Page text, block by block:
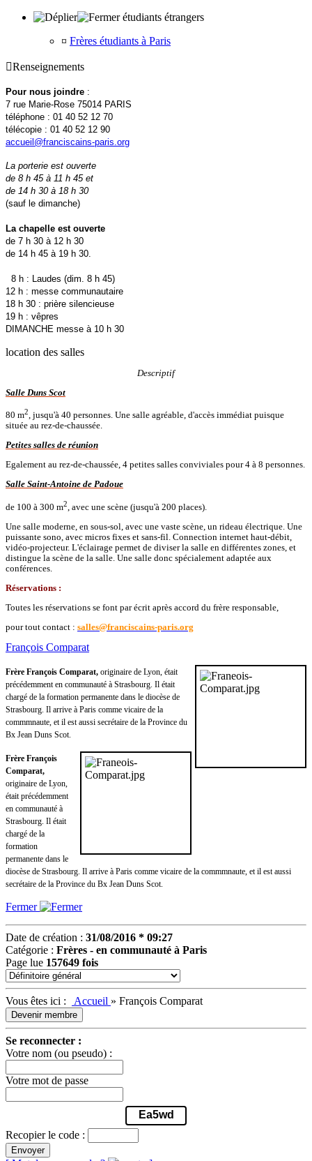
étudiants étrangers
¤ Frères étudiants à Paris
Renseignements
Pour nous joindre :
7 rue Marie-Rose 75014 PARIS
téléphone : 01 40 52 12 70
télécopie : 01 40 52 12 90
accueil@franciscains-paris.org
La porterie est ouverte
de 8 h 45 à 11 h 45 et
de 14 h 30 à 18 h 30
(sauf le dimanche)
La chapelle est ouverte
de 7 h 30 à 12 h 30
de 14 h 45 à 19 h 30.
8 h : Laudes (dim. 8 h 45)
12 h : messe communautaire
18 h 30 : prière silencieuse
19 h : vêpres
DIMANCHE messe à 10 h 30
location des salles
Descriptif
Salle Duns Scot
80 m2, jusqu'à 40 personnes. Une salle agréable, d'accès immédiat puisque
située au rez-de-chaussée.
Petites salles de réunion
Egalement au rez-de-chaussée, 4 petites salles conviviales pour 4 à 8 personnes.
Salle Saint-Antoine de Padoue
de 100 à 300 m2 , avec une scène (jusqu'à 200 places).
Une salle moderne, en sous-sol, avec une vaste scène, un rideau électrique. Une
puissante sono, avec micros fixes et sans-fil. Connection internet haut-débit,
vidéo-projecteur. L'éclairage permet de diviser la salle en différentes zones, et
distingue la scène de la salle. Une salle donc spécialement adaptée aux
conférences.
Réservations :
Toutes les réservations se font par écrit après accord du frère responsable,
pour tout contact : salles@franciscains-paris.org
François Comparat
Frère François Comparat, originaire de Lyon, était
précédemment en communauté à Strasbourg. Il était
chargé de la formation permanente dans le diocèse de
Strasbourg. Il arrive à Paris comme vicaire de la
commmnaute, et il est aussi secrétaire de la Province du
Bx Jean Duns Scot.
Frère François
Comparat,
originaire de Lyon,
était précédemment
en communauté à
Strasbourg. Il était
chargé de la
formation
permanente dans le
diocèse de Strasbourg. Il arrive à Paris comme vicaire de la commmnaute, et il est aussi
secrétaire de la Province du Bx Jean Duns Scot.
Fermer
Date de création : 31/08/2016 * 09:27
Catégorie : Frères - en communauté à Paris
Page lue 157649 fois
Vous êtes ici : Accueil » François Comparat
Devenir membre
Se reconnecter :
Votre nom (ou pseudo) :
Votre mot de passe
Ea5wd
Recopier le code :
Envoyer